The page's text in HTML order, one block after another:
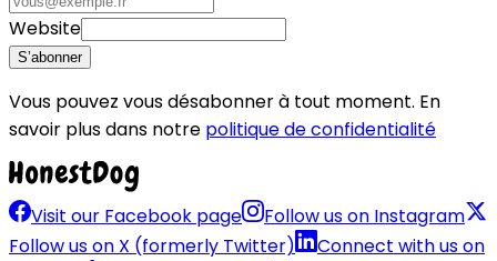
Website
S’abonner
Vous pouvez vous désabonner à tout moment. En
savoir plus dans notre politique de confidentialité
Visit our Facebook page
Follow us on Instagram
Follow us on X (formerly Twitter)
Connect with us on